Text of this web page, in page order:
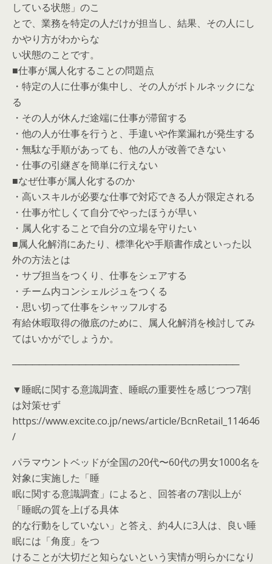
している状態」のこ
とで、業務を特定の人だけが担当し、結果、その人にし
かやり方がわからな
い状態のことです。
■仕事が属人化することの問題点
・特定の人に仕事が集中し、その人がボトルネックにな
る
・その人が休んだ途端に仕事が滞留する
・他の人が仕事を行うと、手違いや作業漏れが発生する
・無駄な手順があっても、他の人が改善できない
・仕事の引継ぎを簡単に行えない
■なぜ仕事が属人化するのか
・高いスキルが必要な仕事で対応できる人が限定される
・仕事が忙しくて自分でやったほうが早い
・属人化することで自分の立場を守りたい
■属人化解消にあたり、標準化や手順書作成といった以
外の方法とは
・サブ担当をつくり、仕事をシェアする
・チーム内コンシェルジュをつくる
・思い切って仕事をシャッフルする
有給休暇取得の徹底のために、属人化解消を検討してみ
てはいかがでしょうか。
──────────────────────────────────
▼睡眠に関する意識調査、睡眠の重要性を感じつつ7割
は対策せず
https://www.excite.co.jp/news/article/BcnRetail_114646
/
パラマウントベッドが全国の20代〜60代の男女1000名を
対象に実施した「睡
眠に関する意識調査」によると、回答者の7割以上が
「睡眠の質を上げる具体
的な行動をしていない」と答え、約4人に3人は、良い睡
眠には「角度」をつ
けることが大切だと知らないという実情が明らかになり